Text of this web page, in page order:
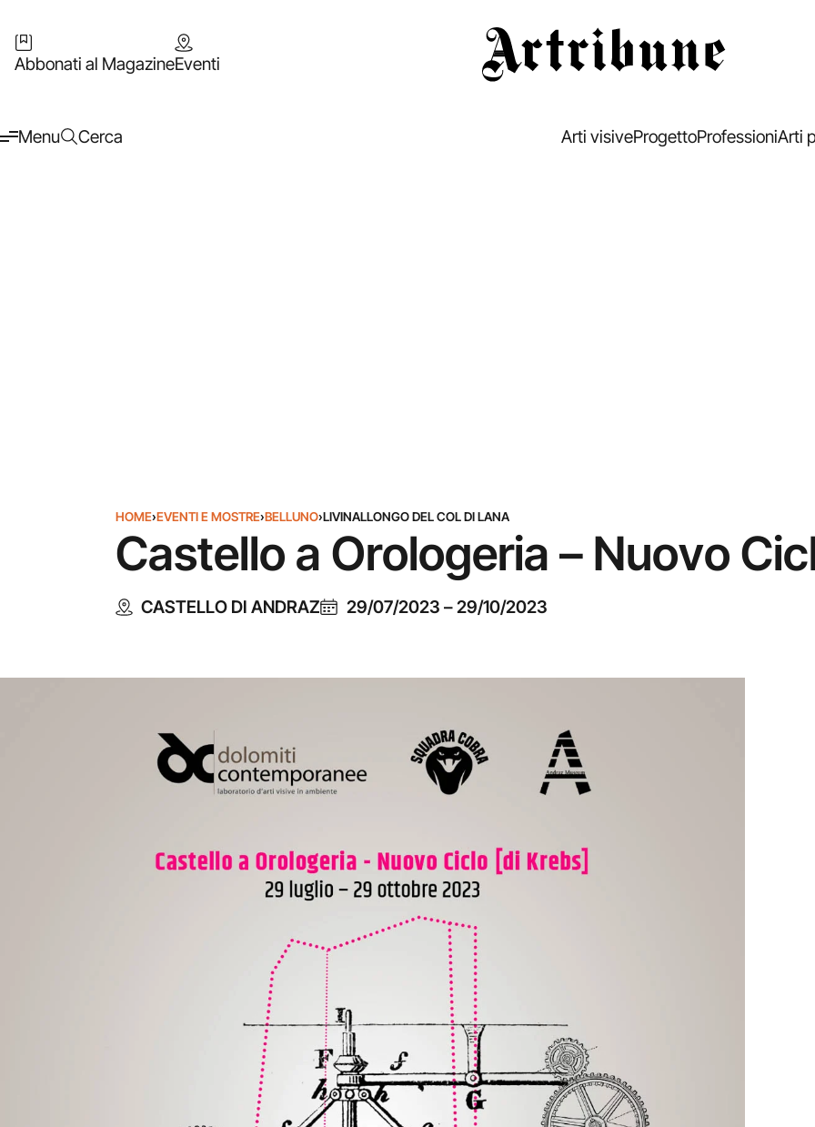
Abbonati al MagazineEventi
Menu Cerca Arti visiveProgettoProfessioniArti
HOME›EVENTI E MOSTRE›BELLUNO›LIVINALLONGO DEL COL DI LANA
Castello a Orologeria – Nuovo
CASTELLO DI ANDRAZ 29/07/2023 –29/10/2023